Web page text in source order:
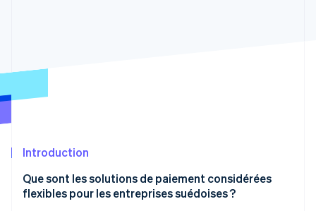
Climate
Vérification de l'identité
Introduction
Que sont les solutions de paiement considérées
flexibles pour les entreprises suédoises ?